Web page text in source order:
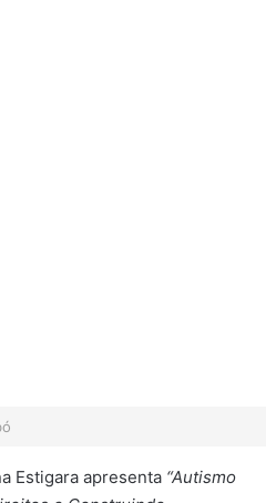
Estigara apresenta “Autismo